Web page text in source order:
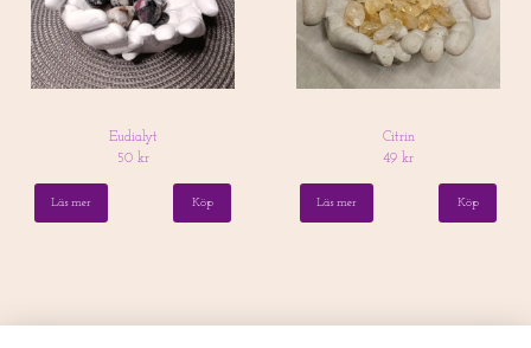
Eudialyt
50 kr
Läs mer
Citrin
49 kr
Läs mer